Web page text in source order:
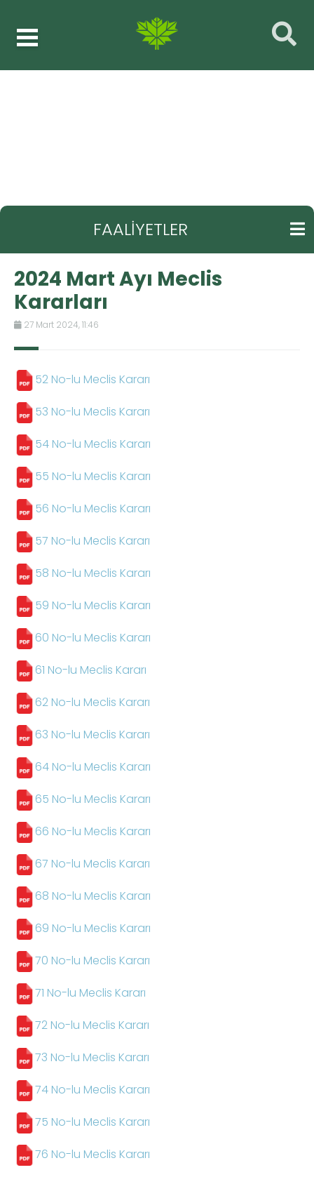
FAALİYETLER
2024 Mart Ayı Meclis
Kararları
27 Mart 2024, 11:46
52 No-lu Meclis Kararı
53 No-lu Meclis Kararı
54 No-lu Meclis Kararı
55 No-lu Meclis Kararı
56 No-lu Meclis Kararı
57 No-lu Meclis Kararı
58 No-lu Meclis Kararı
59 No-lu Meclis Kararı
60 No-lu Meclis Kararı
61 No-lu Meclis Kararı
62 No-lu Meclis Kararı
63 No-lu Meclis Kararı
64 No-lu Meclis Kararı
65 No-lu Meclis Kararı
66 No-lu Meclis Kararı
67 No-lu Meclis Kararı
68 No-lu Meclis Kararı
69 No-lu Meclis Kararı
70 No-lu Meclis Kararı
71 No-lu Meclis Kararı
72 No-lu Meclis Kararı
73 No-lu Meclis Kararı
74 No-lu Meclis Kararı
75 No-lu Meclis Kararı
76 No-lu Meclis Kararı